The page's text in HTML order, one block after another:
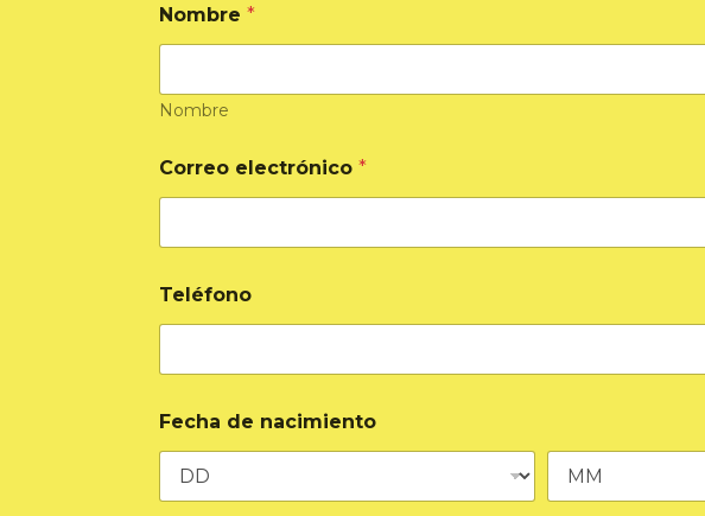
Nombre*
Nombre
Correo electrónico*
o
m
r
C
o
r
e
Teléfono
Fecha de nacimiento